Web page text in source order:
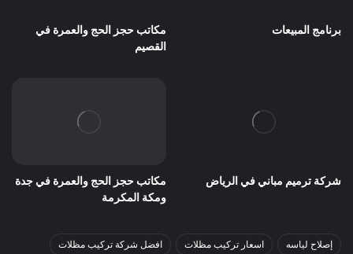
برنامج المبيعات
مكاتب حجز الحج والعمرة في
القصيم
شركة ترميم مباني في الرياض
مكاتب حجز الحج والعمرة في جدة
ومكة المكرمة
إصلاح لياسه اسعار تركيب مظلات افضل شركة تركيب مظلات